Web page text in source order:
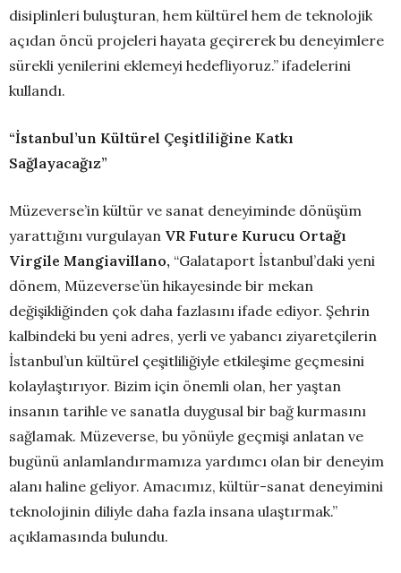
disiplinleri buluşturan, hem kültürel hem de teknolojik
açıdan öncü projeleri hayata geçirerek bu deneyimlere
sürekli yenilerini eklemeyi hedefliyoruz.” ifadelerini
kullandı.
“İstanbul’un Kültürel Çeşitliliğine Katkı
Sağlayacağız”
Müzeverse’in kültür ve sanat deneyiminde dönüşüm
yarattığını vurgulayan VR Future Kurucu Ortağı
Virgile Mangiavillano, “Galataport İstanbul’daki yeni
dönem, Müzeverse’ün hikayesinde bir mekan
değişikliğinden çok daha fazlasını ifade ediyor. Şehrin
kalbindeki bu yeni adres, yerli ve yabancı ziyaretçilerin
İstanbul’un kültürel çeşitliliğiyle etkileşime geçmesini
kolaylaştırıyor. Bizim için önemli olan, her yaştan
insanın tarihle ve sanatla duygusal bir bağ kurmasını
sağlamak. Müzeverse, bu yönüyle geçmişi anlatan ve
bugünü anlamlandırmamıza yardımcı olan bir deneyim
alanı haline geliyor. Amacımız, kültür-sanat deneyimini
teknolojinin diliyle daha fazla insana ulaştırmak.”
açıklamasında bulundu.